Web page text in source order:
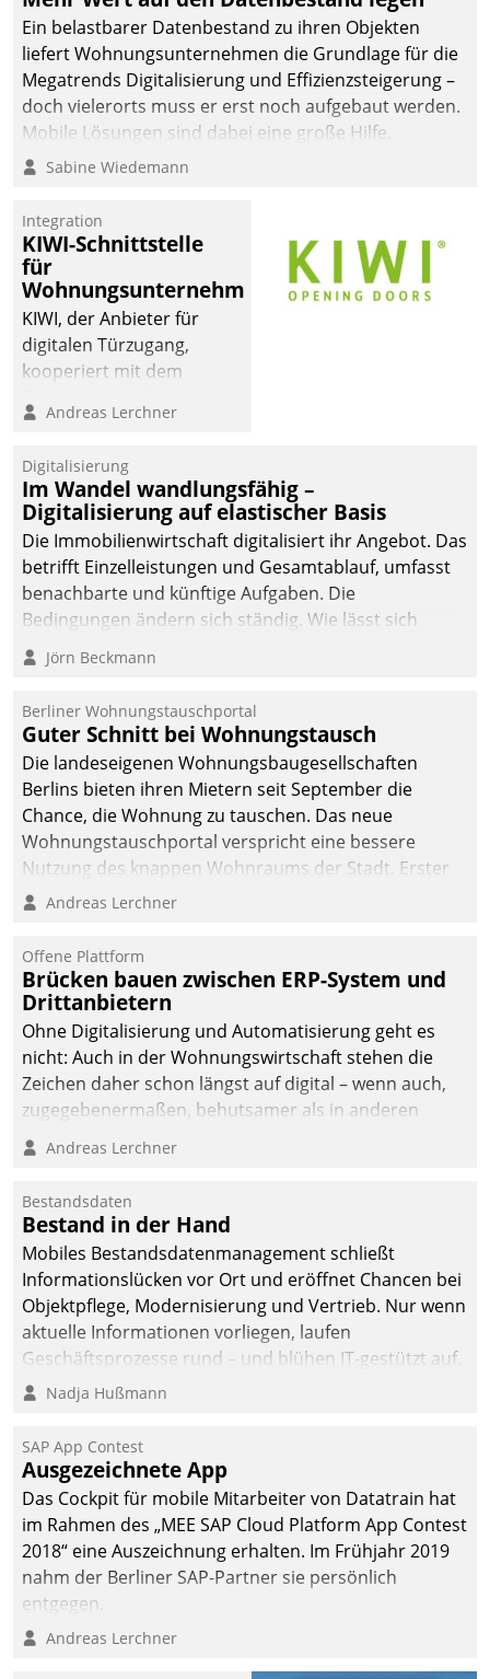
Ein belastbarer Datenbestand zu ihren Objekten
liefert Wohnungsunternehmen die Grundlage für die
Megatrends Digitalisierung und Effizienzsteigerung –
doch vielerorts muss er erst noch aufgebaut werden.
Mobile Lösungen sind dabei eine große Hilfe.
Sabine Wiedemann
Integration
KIWI-Schnittstelle
für
Wohnungsunternehmen
KIWI, der Anbieter für
digitalen Türzugang,
kooperiert mit dem
Softwareentwicklungshaus
Andreas Lerchner
Digitalisierung
Im Wandel wandlungsfähig –
Digitalisierung auf elastischer Basis
Die Immobilienwirtschaft digitalisiert ihr Angebot. Das
betrifft Einzelleistungen und Gesamtablauf, umfasst
benachbarte und künftige Aufgaben. Die
Bedingungen ändern sich ständig. Wie lässt sich
technisch die Kontrolle wahren und zugleich Freiraum
fürs Wachsen öffnen?
Jörn Beckmann
Berliner Wohnungstauschportal
Guter Schnitt bei Wohnungstausch
Die landeseigenen Wohnungsbaugesellschaften
Berlins bieten ihren Mietern seit September die
Chance, die Wohnung zu tauschen. Das neue
Wohnungstauschportal verspricht eine bessere
Nutzung des knappen Wohnraums der Stadt. Erster
Anwendungsfall für Datatrains Lösung API-Hub mit
Unternehmen.
Andreas Lerchner
Offene Plattform
Brücken bauen zwischen ERP-System und
Drittanbietern
Ohne Digitalisierung und Automatisierung geht es
nicht: Auch in der Wohnungswirtschaft stehen die
Zeichen daher schon längst auf digital – wenn auch,
zugegebenermaßen, behutsamer als in anderen
Branchen.
Andreas Lerchner
Bestandsdaten
Bestand in der Hand
Mobiles Bestandsdatenmanagement schließt
Informationslücken vor Ort und eröffnet Chancen bei
Objektpflege, Modernisierung und Vertrieb. Nur wenn
aktuelle Informationen vorliegen, laufen
Geschäftsprozesse rund – und blühen IT-gestützt auf.
Nadja Hußmann
SAP App Contest
Ausgezeichnete App
Das Cockpit für mobile Mitarbeiter von Datatrain hat
im Rahmen des „MEE SAP Cloud Platform App Contest
2018“ eine Auszeichnung erhalten. Im Frühjahr 2019
nahm der Berliner SAP-Partner sie persönlich
entgegen.
Andreas Lerchner